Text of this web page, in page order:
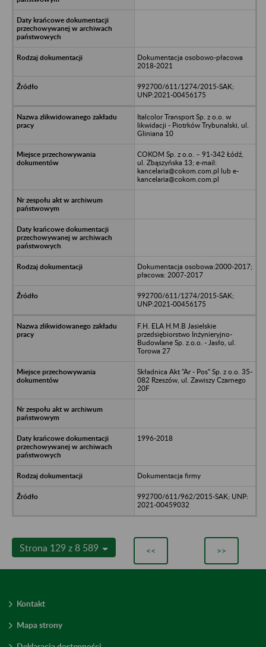
Dokumentacja osobowo-płacowa
2018-2021
992700/611/1274/2015-SAK;
UNP:2021-00456175
Italcolor Transport Sp. z o.o. w
likwidacji - Piotrków Trybunalski, ul.
Gliniana 10
COKOM Sp. z o.o. – 91-342 Łódź,
ul. Zbąszyńska 13; e-mail:
kancelaria@cokom.com.pl lub e-
kancelaria@cokom.com.pl
Dokumentacja osobowa:2000-2017;
płacowa: 2007-2017
992700/611/1274/2015-SAK;
UNP:2021-00456175
F.H. ELA H.M.B Jasielskie
przedsiębiorstwo Inżynieryjno-
Budowlane Sp. z.o.o. - Jasło, ul.
Torowa 27
Składnica Akt "Ar - Pos" Sp. z o.o. 35-
082 Rzeszów, ul. Zawiszy Czarnego
20F
1996-2018
Dokumentacja firmy
992700/611/962/2015-SAK; UNP:
2021-00459032
Strona 129 z 8 589 << >>
Kontakt
Mapa strony